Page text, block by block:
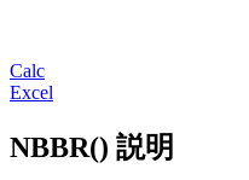
Calc
Excel
NBBR() 説明